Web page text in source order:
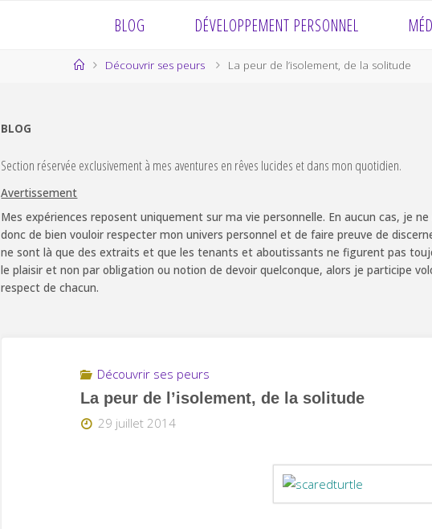
BLOG DÉVELOPPEMENT PERSONNEL
HomeDécouvrir ses peurs La peur de l’isolement, de la solitude
BLOG
Section réservée exclusivement à mes aventures en rêves lucides et dans mon quotidien.
Avertissement
Mes expériences reposent uniquement sur ma vie personnelle. En aucun cas, je
donc de bien vouloir respecter mon univers personnel et de faire preuve de
ne sont là que des extraits et que les tenants et aboutissants ne figurent pas
le plaisir et non par obligation ou notion de devoir quelconque, alors je participe
respect de chacun.
Découvrir ses peurs
La peur de l’isolement, de la solitude
29 juillet 2014